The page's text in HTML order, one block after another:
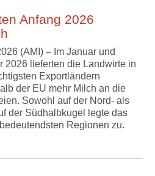
Anfang 2026
(AMI) – Im Januar und
2026 lieferten die Landwirte in
Exportländern
der EU mehr Milch an die
Sowohl auf der Nord- als
der Südhalbkugel legte das
Regionen zu.